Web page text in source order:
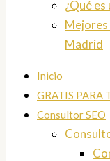
¿Qué es
Mejores
Madrid
Inicio
GRATIS PARA
Consultor SEO